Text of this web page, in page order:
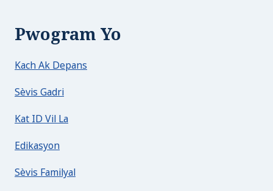
Pwogram Yo
Kach Ak Depans
Sèvis Gadri
Kat ID Vil La
Edikasyon
Sèvis Familyal